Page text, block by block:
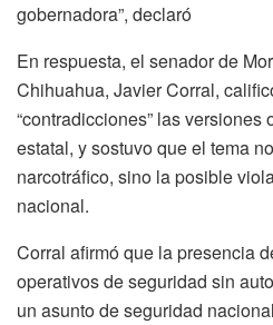
gobernadora”, declaró
En respuesta, el senador de
Chihuahua, Javier Corral,
“contradicciones” las
estatal, y sostuvo que el tema
narcotráfico, sino la posible
nacional.
Corral afirmó que la presencia
operativos de seguridad sin
un asunto de seguridad